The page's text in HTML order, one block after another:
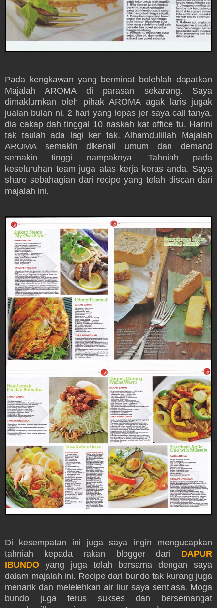
Pada kengkawan yang berminat bolehlah dapatkan
Majalah AROMA di parasan sekarang. Saya
dimaklumkan oleh pihak AROMA agak laris jugak
jualan bulan ni. 2 hari yang lepas jer saya call tanya,
dia cakap dah tinggal 10 naskah kat office tu. Harini
tak taulah ada lagi ker tak. Alhamdulillah Majalah
AROMA semakin dikenali umum dan demand
semakin tinggi nampaknya. Tahniah pada
keseluruhan team juga atas kerja keras anda. Saya
share sebahagian dari recipe yang telah discan dari
majalah ini.
Di kesempatan ini juga saya ingin mengucapkan
tahniah kepada rakan blogger dari DAPUR
IBUNDO yang juga telah bersama dengan saya
dalam majalah ini. Recipe dari bundo tak kurang juga
menarik dan melelehkan air liur saya sentiasa. Moga
bundo juga terus sukses dan bersemangat